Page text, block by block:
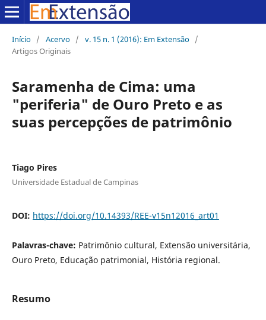
Início / Acervo / v. 15 n. 1 (2016): Em Extensão /
Artigos Originais
Saramenha de Cima: uma
"periferia" de Ouro Preto e as
suas percepções de patrimônio
Tiago Pires
Universidade Estadual de Campinas
DOI: https://doi.org/10.14393/REE-v15n12016_art01
Palavras-chave: Patrimônio cultural, Extensão universitária,
Ouro Preto, Educação patrimonial, História regional.
Resumo